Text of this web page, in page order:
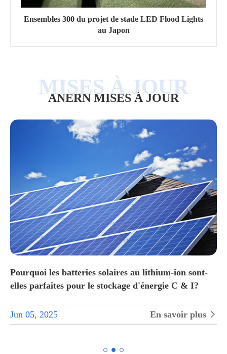
Ensembles 300 du projet de stade LED Flood Lights
au Japon
ANERN MISES À JOUR
Pourquoi les batteries solaires au lithium-ion sont-
elles parfaites pour le stockage d'énergie C & I?
Jun 05, 2025 En savoir plus 